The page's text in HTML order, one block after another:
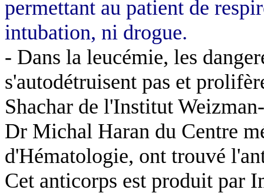
permettant au patient de
intubation, ni drogue.
- Dans la leucémie, les
s'autodétruisent pas et
Shachar de l'Institut
Dr Michal Haran du Centre
d'Hématologie, ont trouvé
Cet anticorps est produit par